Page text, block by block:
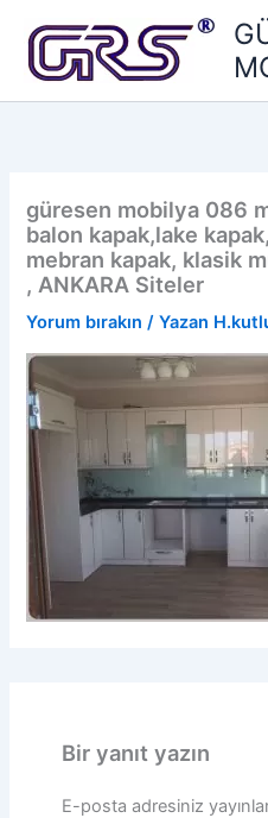
güresen mobilya 086
balon kapak,lake
mebran kapak, klasik
, ANKARA Siteler
Yorum bırakın / Yazan
Bir yanıt yazın
E-posta adresiniz